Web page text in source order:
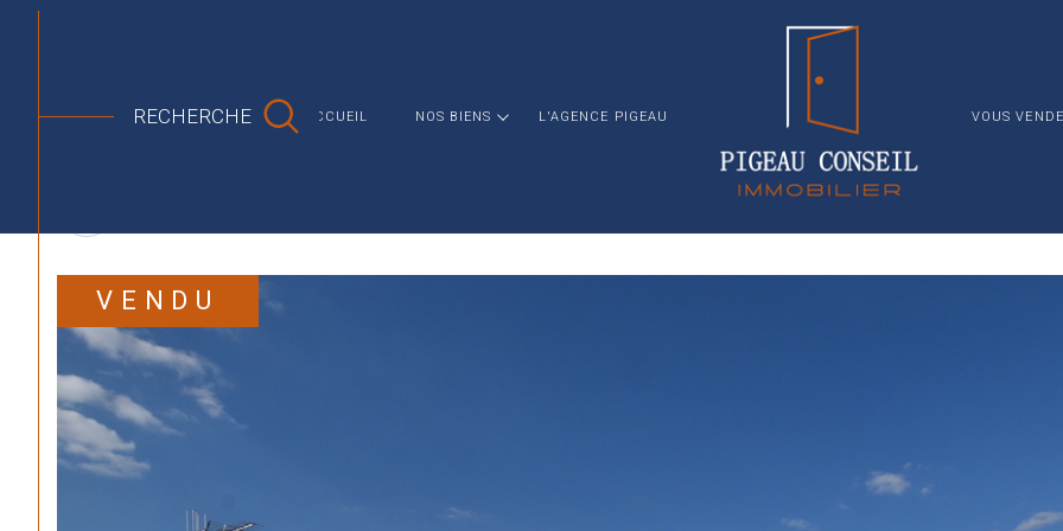
ACCUEIL NOS BIENS L'AGENCE PIGEAU VOUS
RECHERCHE
VENDU